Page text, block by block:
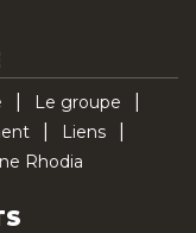
Le groupe
Liens
Rhodia